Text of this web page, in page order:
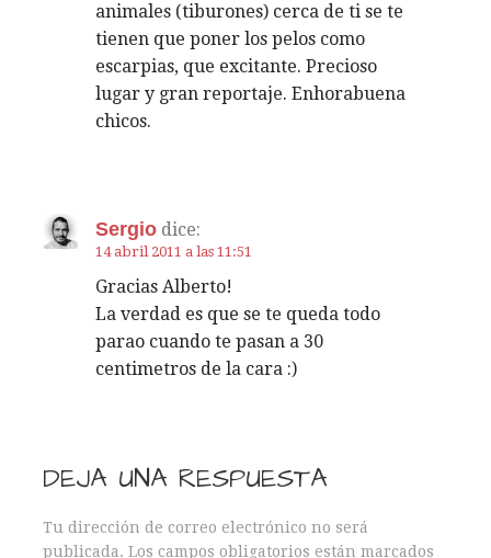
animales (tiburones) cerca de ti se te
tienen que poner los pelos como
escarpias, que excitante. Precioso
lugar y gran reportaje. Enhorabuena
chicos.
Sergio dice:
14 abril 2011 a las 11:51
Gracias Alberto!
La verdad es que se te queda todo
parao cuando te pasan a 30
centimetros de la cara :)
DEJA UNA RESPUESTA
Tu dirección de correo electrónico no será
publicada. Los campos obligatorios están marcados